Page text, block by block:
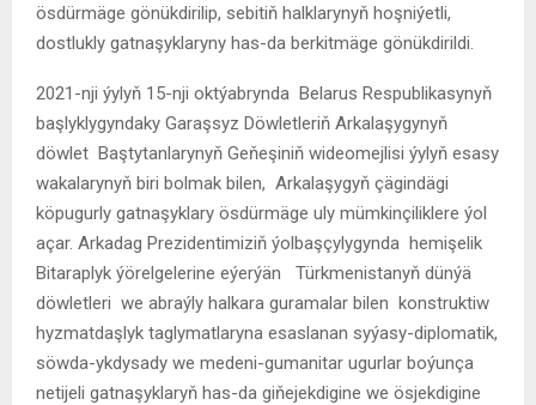
ösdürmäge gönükdirilip, sebitiň halklarynyň hoşniýetli,
dostlukly gatnaşyklaryny has-da berkitmäge gönükdirildi.
2021-nji ýylyň 15-nji oktýabrynda Belarus Respublikasynyň
başlyklygyndaky Garaşsyz Döwletleriň Arkalaşygynyň
döwlet Baştytanlarynyň Geňeşiniň wideomejlisi ýylyň esasy
wakalarynyň biri bolmak bilen, Arkalaşygyň çägindägi
köpugurly gatnaşyklary ösdürmäge uly mümkinçiliklere ýol
açar. Arkadag Prezidentimiziň ýolbaşçylygynda hemişelik
Bitaraplyk ýörelgelerine eýerýän Türkmenistanyň dünýä
döwletleri we abraýly halkara guramalar bilen konstruktiw
hyzmatdaşlyk taglymatlaryna esaslanan syýasy-diplomatik,
söwda-ykdysady we medeni-gumanitar ugurlar boýunça
netijeli gatnaşyklaryň has-da giňejekdigine we ösjekdigine